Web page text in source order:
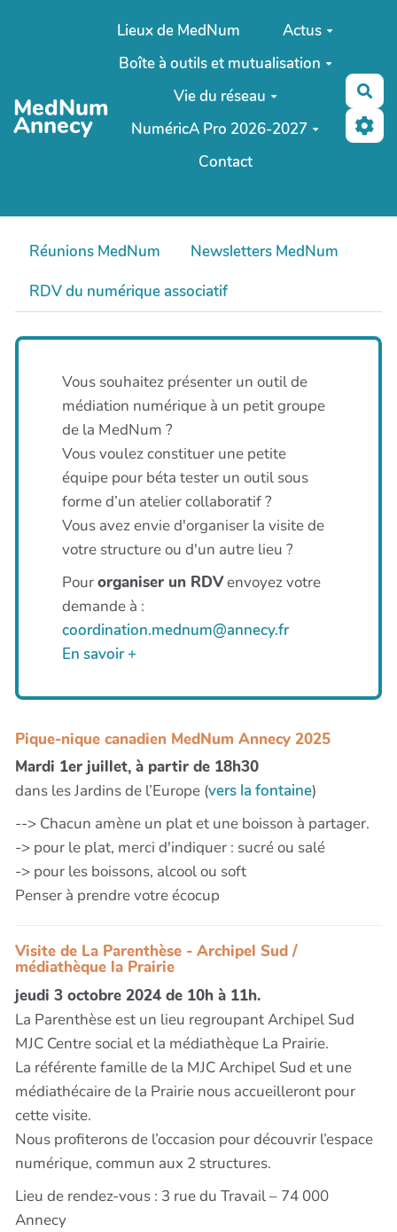
Aller au contenu principal
MedNum
Annecy
Lieux de MedNum
Actus
Boîte à outils et mutualisation
Vie du réseau
NuméricA Pro 2026-2027
Contact
Réunions MedNum
Newsletters MedNum
RDV du numérique associatif
Vous souhaitez présenter un outil de
médiation numérique à un petit groupe
de la MedNum ?
Vous voulez constituer une petite
équipe pour béta tester un outil sous
forme d’un atelier collaboratif ?
Vous avez envie d'organiser la visite de
votre structure ou d'un autre lieu ?
Pourorganiser un RDVenvoyez votre
demande à :
coordination.mednum@annecy.fr
En savoir +
Pique-nique canadien MedNum Annecy 2025
Mardi 1er juillet, à partir de 18h30
dans les Jardins de l’Europe (vers la fontaine)
--> Chacun amène un plat et une boisson à partager.
-> pour le plat, merci d'indiquer : sucré ou salé
-> pour les boissons, alcool ou soft
Penser à prendre votre écocup
Visite de La Parenthèse - Archipel Sud /
médiathèque la Prairie
jeudi 3 octobre 2024 de 10h à 11h.
La Parenthèse est un lieu regroupant Archipel Sud
MJC Centre social et la médiathèque La Prairie.
La référente famille de la MJC Archipel Sud et une
médiathécaire de la Prairie nous accueilleront pour
cette visite.
Nous profiterons de l’occasion pour découvrir l’espace
numérique, commun aux 2 structures.
Lieu de rendez-vous : 3 rue du Travail – 74 000
Annecy